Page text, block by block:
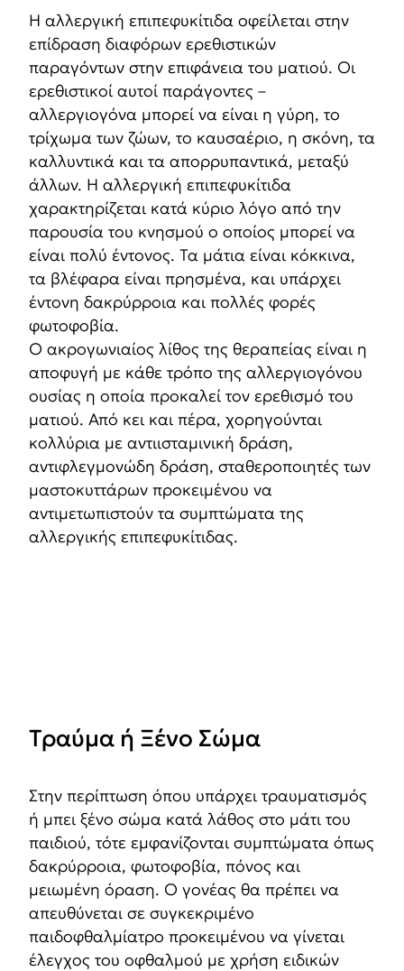
Η αλλεργική επιπεφυκίτιδα οφείλεται στην
επίδραση διαφόρων ερεθιστικών
παραγόντων στην επιφάνεια του ματιού. Οι
ερεθιστικοί αυτοί παράγοντες –
αλλεργιογόνα μπορεί να είναι η γύρη, το
τρίχωμα των ζώων, το καυσαέριο, η σκόνη, τα
καλλυντικά και τα απορρυπαντικά, μεταξύ
άλλων. Η αλλεργική επιπεφυκίτιδα
χαρακτηρίζεται κατά κύριο λόγο από την
παρουσία του κνησμού ο οποίος μπορεί να
είναι πολύ έντονος. Τα μάτια είναι κόκκινα,
τα βλέφαρα είναι πρησμένα, και υπάρχει
έντονη δακρύρροια και πολλές φορές
φωτοφοβία.
Ο ακρογωνιαίος λίθος της θεραπείας είναι η
αποφυγή με κάθε τρόπο της αλλεργιογόνου
ουσίας η οποία προκαλεί τον ερεθισμό του
ματιού. Από κει και πέρα, χορηγούνται
κολλύρια με αντιισταμινική δράση,
αντιφλεγμονώδη δράση, σταθεροποιητές των
μαστοκυττάρων προκειμένου να
αντιμετωπιστούν τα συμπτώματα της
αλλεργικής επιπεφυκίτιδας.
Τραύμα ή Ξένο Σώμα
Στην περίπτωση όπου υπάρχει τραυματισμός
ή μπει ξένο σώμα κατά λάθος στο μάτι του
παιδιού, τότε εμφανίζονται συμπτώματα όπως
δακρύρροια, φωτοφοβία, πόνος και
μειωμένη όραση. Ο γονέας θα πρέπει να
απευθύνεται σε συγκεκριμένο
παιδοφθαλμίατρο προκειμένου να γίνεται
έλεγχος του οφθαλμού με χρήση ειδικών